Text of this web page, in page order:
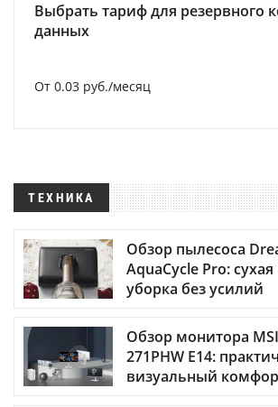
Выбрать тариф для резервного
данных
От 0.03 руб./месяц
ТЕХНИКА
Обзор пылесоса
AquaCycle Pro:
уборка без усилий
Обзор монитора
271PHW E14:
визуальный